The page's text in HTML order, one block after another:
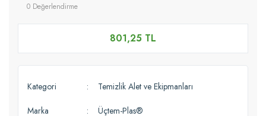
0 Değerlendirme
801,25 TL
Kategori Temizlik Alet ve Ekipmanları
Marka Üçtem-Plas®